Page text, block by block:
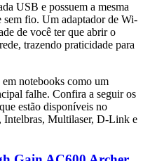
USB e possuem a mesma
sem fio. Um adaptador de Wi-
de você ter que abrir o
trazendo praticidade para
notebooks como um
falhe. Confira a seguir os
estão disponíveis no
Intelbras, Multilaser, D-Link e